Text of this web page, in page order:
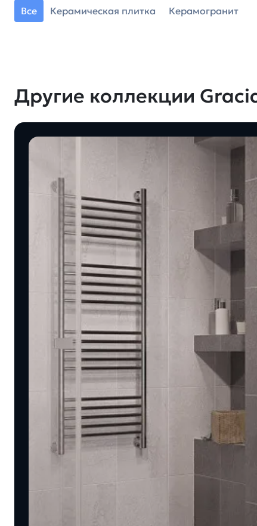
Все Керамическая плитка Керамогранит
Другие коллекции